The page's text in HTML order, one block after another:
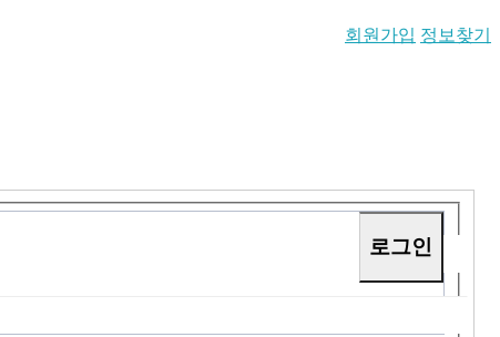
회원가입 정보찾기